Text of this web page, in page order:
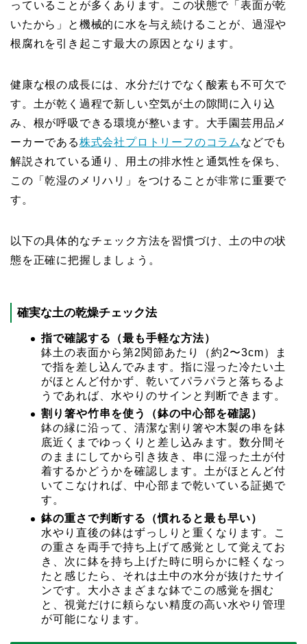
っていることが多くあります。この状態で「表面が乾
いたから」と機械的に水を与え続けることが、過湿や
根腐れを引き起こす最大の原因となります。
健康な根の成長には、水分だけでなく酸素も不可欠で
す。土が乾く過程で新しい空気が土の隙間に入り込
み、根が呼吸できる環境が整います。大手園芸用品メ
ーカーである株式会社プロトリーフのコラム などでも
解説されている通り、用土の排水性と通気性を保ち、
この「乾湿のメリハリ」をつけることが非常に重要で
す。
以下の具体的なチェック方法を習慣づけ、土の中の状
態を正確に把握しましょう。
確実な土の乾燥チェック法
指で確認する（最も手軽な方法）
鉢土の表面から第2関節あたり（約2〜3cm）ま
で指を差し込んでみます。指に湿った冷たい土
がほとんど付かず、乾いてパラパラと落ちるよ
うであれば、水やりのサインと判断できます。
割り箸や竹串を使う（鉢の中心部を確認）
鉢の縁に沿って、清潔な割り箸や木製の串を鉢
底近くまでゆっくりと差し込みます。数分間そ
のままにしてから引き抜き、串に湿った土が付
着するかどうかを確認します。土がほとんど付
いてこなければ、中心部まで乾いている証拠で
す。
鉢の重さで判断する（慣れると最も早い）
水やり直後の鉢はずっしりと重くなります。こ
の重さを両手で持ち上げて感覚として覚えてお
き、次に鉢を持ち上げた時に明らかに軽くなっ
たと感じたら、それは土中の水分が抜けたサイ
ンです。大小さまざまな鉢でこの感覚を掴む
と、視覚だけに頼らない精度の高い水やり管理
が可能になります。